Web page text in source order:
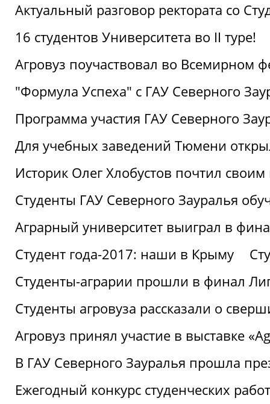
Актуальный разговор ректората со
16 студентов Университета во II туре!
Агровуз поучаствовал во Всемирном
"Формула Успеха" с ГАУ Северного
Программа участия ГАУ Северного
Для учебных заведений Тюмени
Историк Олег Хлобустов почтил
Студенты ГАУ Северного Зауралья
Аграрный университет выиграл в
Студент года-2017: наши в Крыму
Студенты-аграрии прошли в финал
Студенты агровуза рассказали о
Агровуз принял участие в выставке
В ГАУ Северного Зауралья прошла
Ежегодный конкурс студенческих